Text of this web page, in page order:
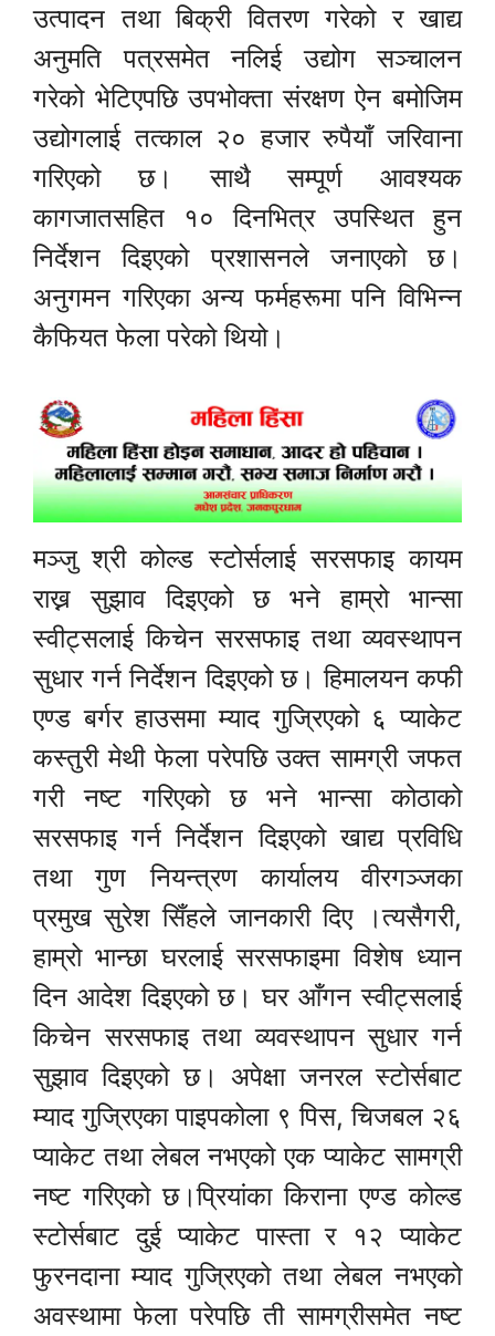
उत्पादन तथा बिक्री वितरण गरेको र खाद्य
अनुमति पत्रसमेत नलिई उद्योग सञ्चालन
गरेको भेटिएपछि उपभोक्ता संरक्षण ऐन बमोजिम
उद्योगलाई तत्काल २० हजार रुपैयाँ जरिवाना
गरिएको छ। साथै सम्पूर्ण आवश्यक
कागजातसहित १० दिनभित्र उपस्थित हुन
निर्देशन दिइएको प्रशासनले जनाएको छ।
अनुगमन गरिएका अन्य फर्महरूमा पनि विभिन्न
कैफियत फेला परेको थियो।
मञ्जु श्री कोल्ड स्टोर्सलाई सरसफाइ कायम
राख्न सुझाव दिइएको छ भने हाम्रो भान्सा
स्वीट्सलाई किचेन सरसफाइ तथा व्यवस्थापन
सुधार गर्न निर्देशन दिइएको छ। हिमालयन कफी
एण्ड बर्गर हाउसमा म्याद गुज्रिएको ६ प्याकेट
कस्तुरी मेथी फेला परेपछि उक्त सामग्री जफत
गरी नष्ट गरिएको छ भने भान्सा कोठाको
सरसफाइ गर्न निर्देशन दिइएको खाद्य प्रविधि
तथा गुण नियन्त्रण कार्यालय वीरगञ्जका
प्रमुख सुरेश सिँहले जानकारी दिए ।त्यसैगरी,
हाम्रो भान्छा घरलाई सरसफाइमा विशेष ध्यान
दिन आदेश दिइएको छ। घर आँगन स्वीट्सलाई
किचेन सरसफाइ तथा व्यवस्थापन सुधार गर्न
सुझाव दिइएको छ। अपेक्षा जनरल स्टोर्सबाट
म्याद गुज्रिएका पाइपकोला ९ पिस, चिजबल २६
प्याकेट तथा लेबल नभएको एक प्याकेट सामग्री
नष्ट गरिएको छ।प्रियांका किराना एण्ड कोल्ड
स्टोर्सबाट दुई प्याकेट पास्ता र १२ प्याकेट
फुरनदाना म्याद गुज्रिएको तथा लेबल नभएको
अवस्थामा फेला परेपछि ती सामग्रीसमेत नष्ट